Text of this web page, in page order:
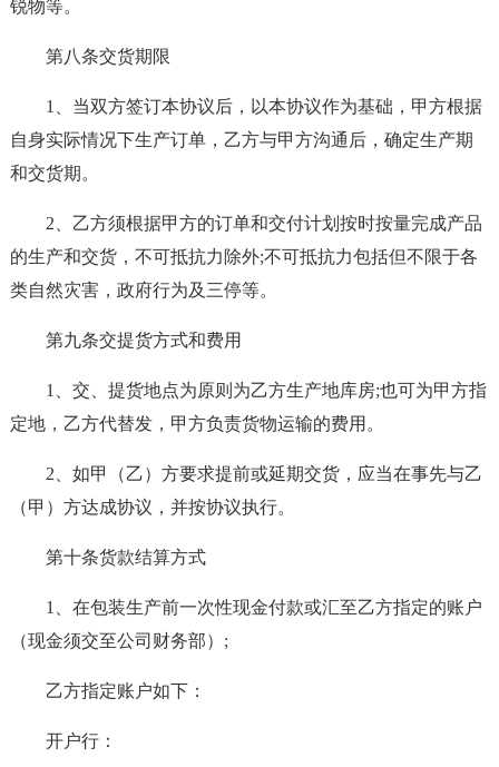
锐物等。
第八条交货期限
1、当双方签订本协议后，以本协议作为基础，甲方根据
自身实际情况下生产订单，乙方与甲方沟通后，确定生产期
和交货期。
2、乙方须根据甲方的订单和交付计划按时按量完成产品
的生产和交货，不可抵抗力除外;不可抵抗力包括但不限于各
类自然灾害，政府行为及三停等。
第九条交提货方式和费用
1、交、提货地点为原则为乙方生产地库房;也可为甲方指
定地，乙方代替发，甲方负责货物运输的费用。
2、如甲（乙）方要求提前或延期交货，应当在事先与乙
（甲）方达成协议，并按协议执行。
第十条货款结算方式
1、在包装生产前一次性现金付款或汇至乙方指定的账户
（现金须交至公司财务部）;
乙方指定账户如下：
开户行：